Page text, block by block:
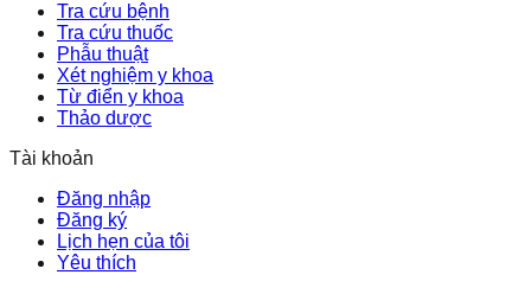
Tra cứu bệnh
Tra cứu thuốc
Phẫu thuật
Xét nghiệm y khoa
Từ điển y khoa
Thảo dược
Tài khoản
Đăng nhập
Đăng ký
Lịch hẹn của tôi
Yêu thích